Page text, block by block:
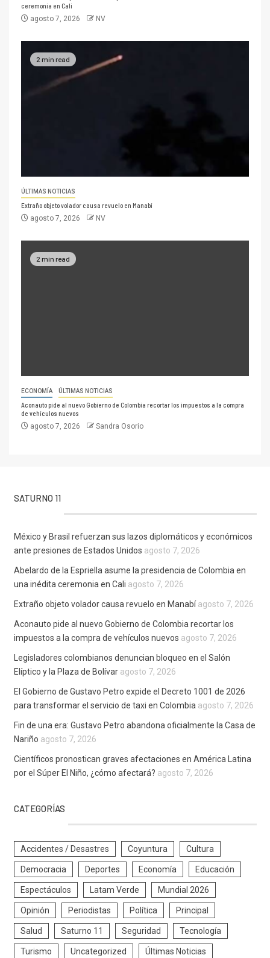
ceremonia en Cali
agosto 7, 2026 NV
2 min read
ÚLTIMAS NOTICIAS
Extraño objeto volador causa revuelo en Manabí
agosto 7, 2026 NV
2 min read
ECONOMÍA ÚLTIMAS NOTICIAS
Aconauto pide al nuevo Gobierno de Colombia recortar los impuestos a la compra
de vehículos nuevos
agosto 7, 2026 Sandra Osorio
SATURNO 11
México y Brasil refuerzan sus lazos diplomáticos y económicos
ante presiones de Estados Unidos agosto 7, 2026
Abelardo de la Espriella asume la presidencia de Colombia en
una inédita ceremonia en Cali agosto 7, 2026
Extraño objeto volador causa revuelo en Manabí agosto 7, 2026
Aconauto pide al nuevo Gobierno de Colombia recortar los
impuestos a la compra de vehículos nuevos agosto 7, 2026
Legisladores colombianos denuncian bloqueo en el Salón
Elíptico y la Plaza de Bolívar agosto 7, 2026
El Gobierno de Gustavo Petro expide el Decreto 1001 de 2026
para transformar el servicio de taxi en Colombia agosto 7, 2026
Fin de una era: Gustavo Petro abandona oficialmente la Casa de
Nariño agosto 7, 2026
Científicos pronostican graves afectaciones en América Latina
por el Súper El Niño, ¿cómo afectará? agosto 7, 2026
CATEGORÍAS
Accidentes / Desastres Coyuntura Cultura
Democracia Deportes Economía Educación
Espectáculos Latam Verde Mundial 2026
Opinión Periodistas Política Principal
Salud Saturno 11 Seguridad Tecnología
Turismo Uncategorized Últimas Noticias